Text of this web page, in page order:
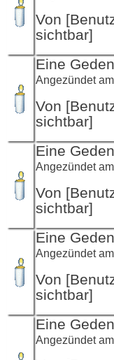
Von
sichtbar]
Eine
Angezündet
Von
sichtbar]
Eine
Angezündet
Von
sichtbar]
Eine
Angezündet
Von
sichtbar]
Eine
Angezündet